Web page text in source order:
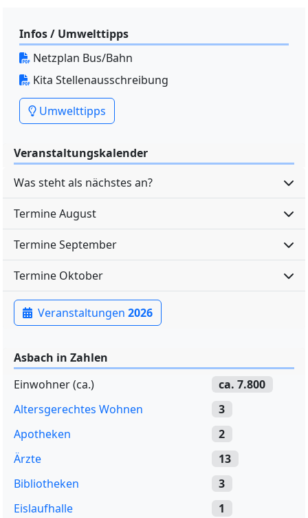
Infos / Umwelttipps
Netzplan Bus/Bahn
Kita Stellenausschreibung
Umwelttipps
Veranstaltungskalender
Was steht als nächstes an?
Termine August
Termine September
Termine Oktober
Veranstaltungen 2026
Asbach in Zahlen
Einwohner (ca.)
ca. 7.800
Altersgerechtes Wohnen
3
Apotheken
2
Ärzte
13
Bibliotheken
3
Eislaufhalle
1